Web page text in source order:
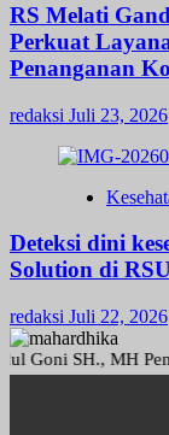
RS Melati
Perkuat
Penanganan
redaksi Juli 23, 2026
Deteksi dini
Solution di
redaksi Juli 22, 2026
SH., MH